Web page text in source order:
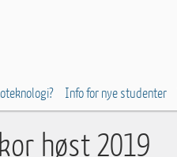
Info for nye studenter
høst 2019